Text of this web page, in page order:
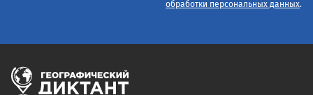
обработки персональных данных.